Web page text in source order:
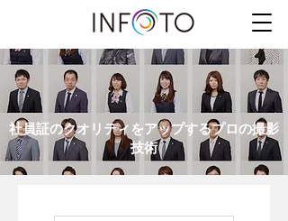
社員証のクオリティをアップするプロの撮影
技術